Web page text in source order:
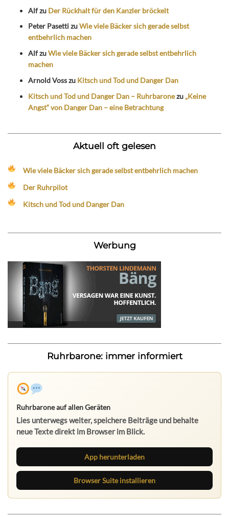
Alfzu Der Rückhalt für den Kanzler bröckelt
Peter PasettizuWie viele Bäcker sich gerade selbst
entbehrlich machen
AlfzuWie viele Bäcker sich gerade selbst entbehrlich
machen
Arnold Vosszu Kitsch und Tod und Danger Dan
Kitsch und Tod und Danger Dan – Ruhrbaronezu „Keine
Angst“ von Danger Dan – eine Betrachtung
Aktuell oft gelesen
Wie viele Bäcker sich gerade selbst entbehrlich machen
Der Ruhrpilot
Kitsch und Tod und Danger Dan
Werbung
Ruhrbarone: immer informiert
Ruhrbarone auf allen Geräten
Lies unterwegs weiter, speichere Beiträge und behalte
neue Texte direkt im Browser im Blick.
App herunterladen
Browser Suite installieren